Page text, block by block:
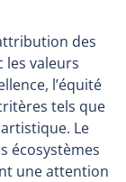
des
les valeurs
l’équité
tels que
Le
écosystèmes
une attention